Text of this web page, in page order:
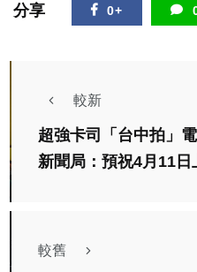
分享 0+
較新
超強卡司「台中拍」
新聞局：預祝4月11日
較舊